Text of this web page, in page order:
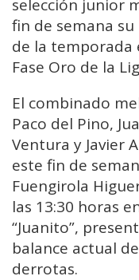
selección junior
fin de semana
de la temporada
Fase Oro de la
El combinado
Paco del Pino,
Ventura y Javier
este fin de
Fuengirola
las 13:30 horas
“Juanito”,
balance actual
derrotas.